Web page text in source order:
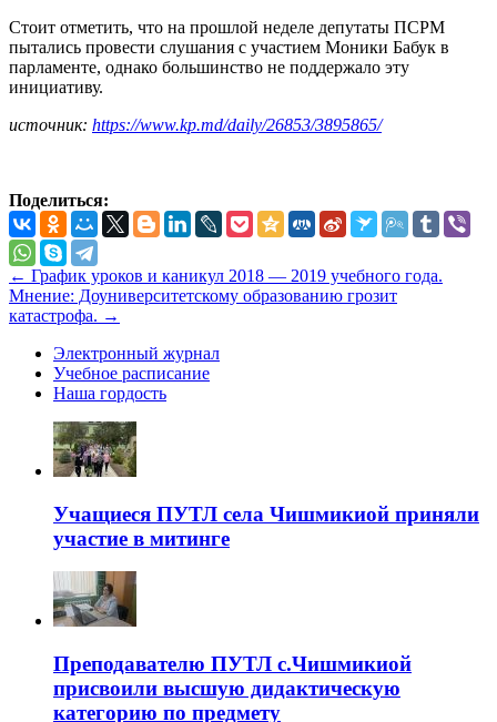
Стоит отметить, что на прошлой неделе депутаты ПСРМ
пытались провести слушания с участием Моники Бабук в
парламенте, однако большинство не поддержало эту
инициативу.
источник: https://www.kp.md/daily/26853/3895865/
Поделиться:
← График уроков и каникул 2018 — 2019 учебного года.
Мнение: Доуниверситетскому образованию грозит
катастрофа. →
Электронный журнал
Учебное расписание
Наша гордость
Учащиеся ПУТЛ села Чишмикиой приняли
участие в митинге
Преподавателю ПУТЛ с.Чишмикиой
присвоили высшую дидактическую
категорию по предмету